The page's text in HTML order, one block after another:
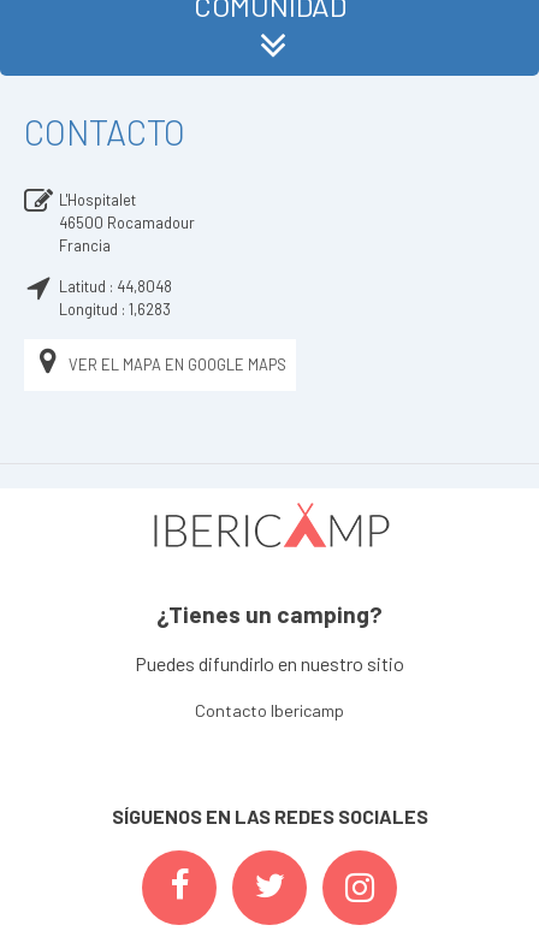
CONTACTO
L'Hospitalet
46500 Rocamadour
Francia
Latitud : 44,8048
Longitud : 1,6283
VER EL MAPA EN GOOGLE MAPS
¿Tienes un camping?
Puedes difundirlo en nuestro sitio
Contacto Ibericamp
SÍGUENOS EN LAS REDES SOCIALES